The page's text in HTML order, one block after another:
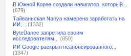
В Южной Корее создали навигатор, который...
(879)
Тайваньская Nanya намерена заработать на
ИИ,...
(1332)
ByteDance запретила своим
исследователям...
(850)
ИИ Google раскрыл неанонсированного...
(1347)